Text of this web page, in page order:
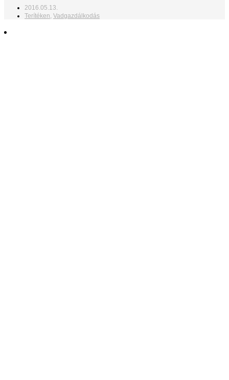
2016.05.13.
Terítéken Vadgazdálkodás